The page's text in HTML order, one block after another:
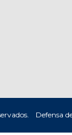
Defensa